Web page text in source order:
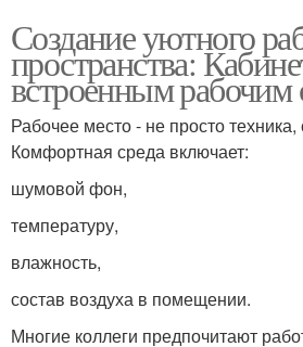
Создание уютного
пространства:
встроенным рабочим
Рабочее место - не просто техника,
Комфортная среда включает:
шумовой фон,
температуру,
влажность,
состав воздуха в помещении.
Многие коллеги предпочитают